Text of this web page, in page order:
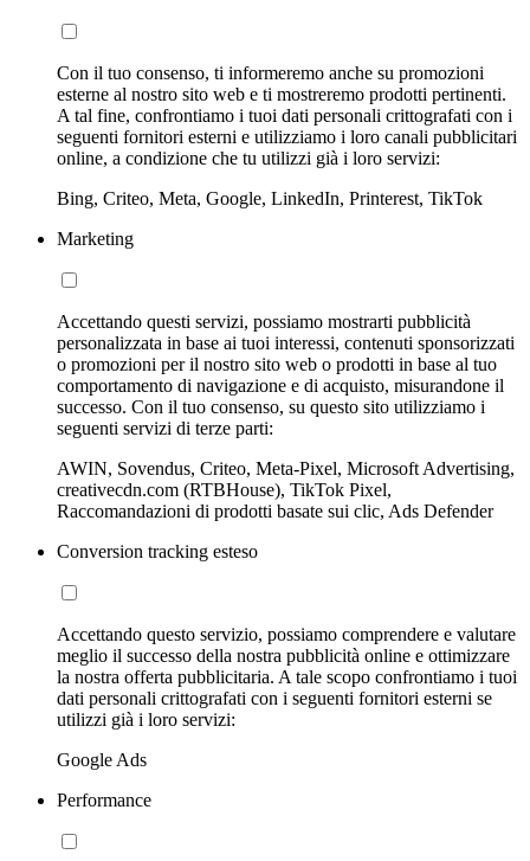
Con il tuo consenso, ti informeremo anche su promozioni
esterne al nostro sito web e ti mostreremo prodotti pertinenti.
A tal fine, confrontiamo i tuoi dati personali crittografati con i
seguenti fornitori esterni e utilizziamo i loro canali pubblicitari
online, a condizione che tu utilizzi già i loro servizi:
Bing, Criteo, Meta, Google, LinkedIn, Printerest, TikTok
Marketing
Accettando questi servizi, possiamo mostrarti pubblicità
personalizzata in base ai tuoi interessi, contenuti sponsorizzati
o promozioni per il nostro sito web o prodotti in base al tuo
comportamento di navigazione e di acquisto, misurandone il
successo. Con il tuo consenso, su questo sito utilizziamo i
seguenti servizi di terze parti:
AWIN, Sovendus, Criteo, Meta-Pixel, Microsoft Advertising,
creativecdn.com (RTBHouse), TikTok Pixel,
Raccomandazioni di prodotti basate sui clic, Ads Defender
Conversion tracking esteso
Accettando questo servizio, possiamo comprendere e valutare
meglio il successo della nostra pubblicità online e ottimizzare
la nostra offerta pubblicitaria. A tale scopo confrontiamo i tuoi
dati personali crittografati con i seguenti fornitori esterni se
utilizzi già i loro servizi:
Google Ads
Performance